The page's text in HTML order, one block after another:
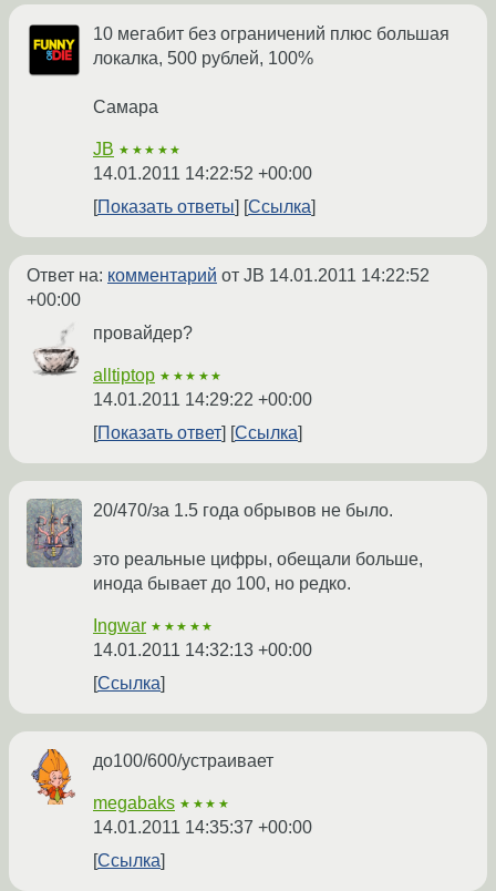
10 мегабит без ограничений плюс большая
локалка, 500 рублей, 100%
Самара
JB ★★★★★
14.01.2011 14:22:52 +00:00
Показать ответы
Ссылка
Ответ на: комментарий от JB 14.01.2011 14:22:52
+00:00
провайдер?
alltiptop ★★★★★
14.01.2011 14:29:22 +00:00
Показать ответ
Ссылка
20/470/за 1.5 года обрывов не было.
это реальные цифры, обещали больше,
инода бывает до 100, но редко.
Ingwar ★★★★★
14.01.2011 14:32:13 +00:00
Ссылка
до100/600/устраивает
megabaks ★★★★
14.01.2011 14:35:37 +00:00
Ссылка